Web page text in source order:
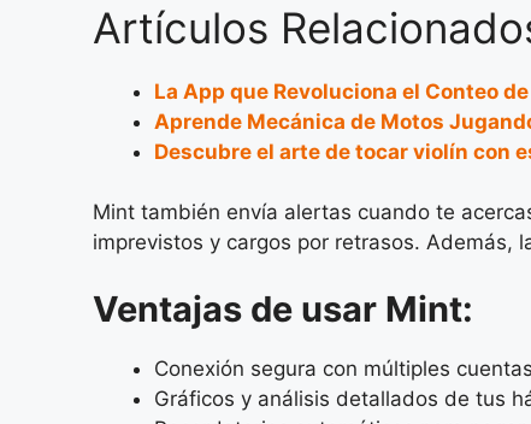
Artículos
La App que Revoluciona el Conteo
Aprende Mecánica de Motos
Descubre el arte de tocar violín con
Mint también envía alertas cuando te
imprevistos y cargos por retrasos. Además,
Ventajas de usar Mint:
Conexión segura con múltiples
Gráficos y análisis detallados de tus